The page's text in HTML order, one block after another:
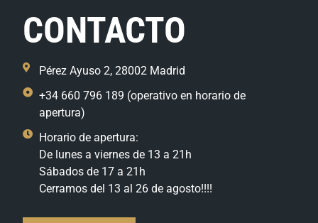
CONTACTO
Pérez Ayuso 2, 28002 Madrid
+34 660 796 189 (operativo en horario de
apertura)
Horario de apertura:
De lunes a viernes de 13 a 21h
Sábados de 17 a 21h
Cerramos del 13 al 26 de agosto!!!!